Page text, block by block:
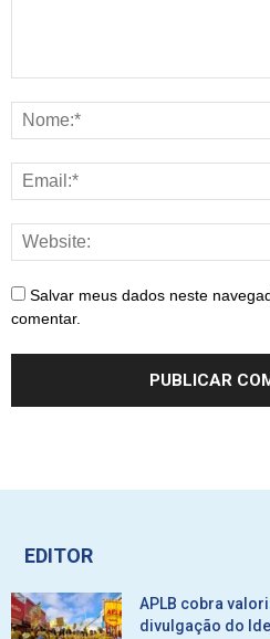
Salvar meus dados neste
comentar.
EDITOR
APLB cobra
divulgação do